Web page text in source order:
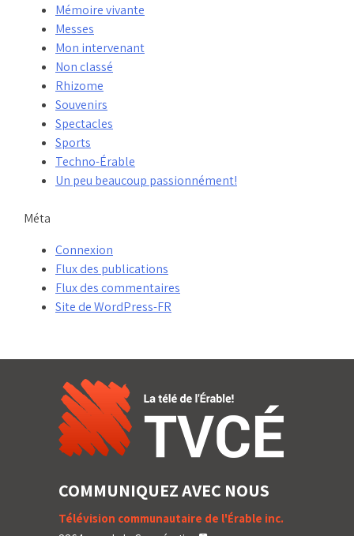
Mémoire vivante
Messes
Mon intervenant
Non classé
Rhizome
Souvenirs
Spectacles
Sports
Techno-Érable
Un peu beaucoup passionnément!
Méta
Connexion
Flux des publications
Flux des commentaires
Site de WordPress-FR
COMMUNIQUEZ AVEC NOUS
Télévision communautaire de l'Érable inc.